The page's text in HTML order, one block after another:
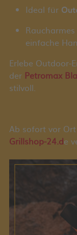
Ideal für
einfache
Erlebe Outdoor-
der Petromax
stilvoll.
Ab sofort vor
Grillshop-24.de